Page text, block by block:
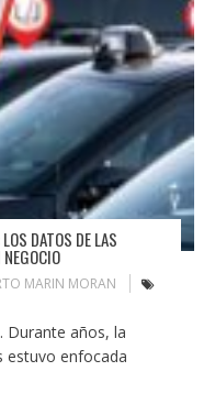
DATOS DE LAS
MARIN MORAN
Durante años, la
estuvo enfocada